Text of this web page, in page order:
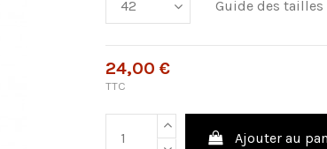
Guide des tailles
24,00 €
TTC
Ajouter au